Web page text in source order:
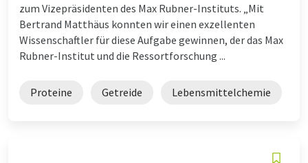
zum Vizepräsidenten des Max Rubner-Instituts. „Mit
Bertrand Matthäus konnten wir einen exzellenten
Wissenschaftler für diese Aufgabe gewinnen, der das Max
Rubner-Institut und die Ressortforschung ...
Proteine Getreide Lebensmittelchemie